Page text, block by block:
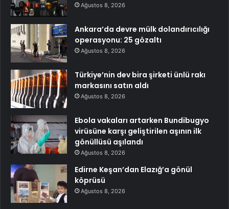
Ağustos 8, 2026
Ankara’da devre mülk dolandırıcılığı
operasyonu: 25 gözaltı
Ağustos 8, 2026
Türkiye’nin dev bira şirketi ünlü rakı
markasını satın aldı
Ağustos 8, 2026
Ebola vakaları artarken Bundibugyo
virüsüne karşı geliştirilen aşının ilk
gönüllüsü aşılandı
Ağustos 8, 2026
Edirne Keşan’dan Elazığ’a gönül
köprüsü
Ağustos 8, 2026